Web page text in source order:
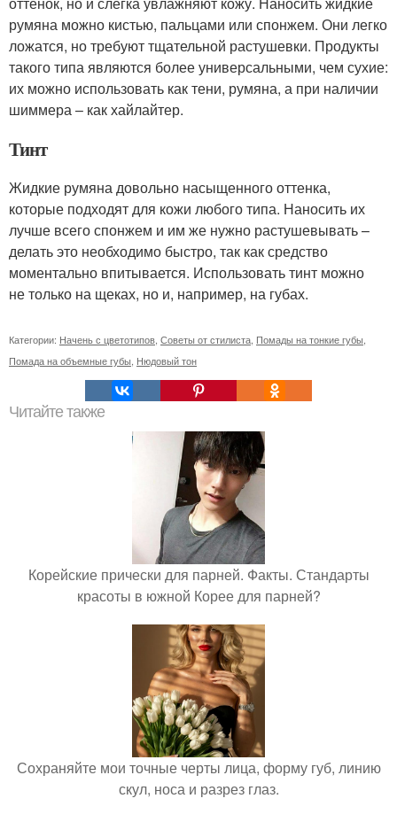
румяна можно кистью, пальцами или спонжем. Они легко
ложатся, но требуют тщательной растушевки. Продукты
такого типа являются более универсальными, чем сухие:
их можно использовать как тени, румяна, а при наличии
шиммера – как хайлайтер.
Тинт
Жидкие румяна довольно насыщенного оттенка,
которые подходят для кожи любого типа. Наносить их
лучше всего спонжем и им же нужно растушевывать –
делать это необходимо быстро, так как средство
моментально впитывается. Использовать тинт можно
не только на щеках, но и, например, на губах.
Категории: Начень с цветотипов Советы от стилиста Помады на тонкие губы
Помада на объемные губы Нюдовый тон
Читайте также
Корейские прически для парней. Факты. Стандарты
красоты в южной Корее для парней?
Сохраняйте мои точные черты лица, форму губ, линию
скул, носа и разрез глаз.